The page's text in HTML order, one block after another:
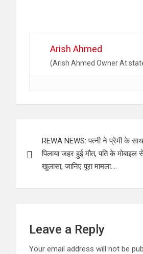
Arish Ahmed
(Arish Ahmed Owner At
navigation
REWA NEWS: पत्नी ने प्रेमी के
पिलाया जहर हुई मौत, पति के मोबाइल
खुलासा, जानिए पूरा मामला….
Leave a Reply
Your email address will not be